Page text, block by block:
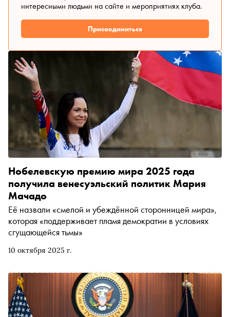
интересными людьми на сайте и мероприятиях клуба.
Присоединиться
10 октября 2025 г.
Нобелевскую премию мира 2025 года
получила венесуэльский политик Мария
Мачадо
Её назвали «смелой и убеждённой сторонницей мира»,
которая «поддерживает пламя демократии в условиях
сгущающейся тьмы»